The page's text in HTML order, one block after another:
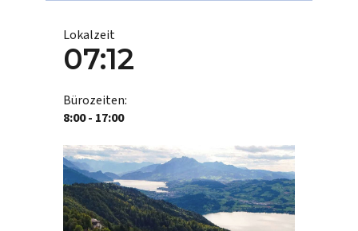
Lokalzeit
07:12
Bürozeiten:
8:00 - 17:00